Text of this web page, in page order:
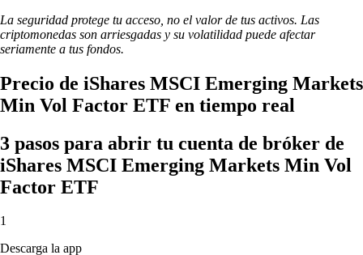
La seguridad protege tu acceso, no el valor de tus activos. Las
criptomonedas son arriesgadas y su volatilidad puede afectar
seriamente a tus fondos.
Precio de iShares MSCI Emerging Markets
Min Vol Factor ETF en tiempo real
3 pasos para abrir tu cuenta de bróker de
iShares MSCI Emerging Markets Min Vol
Factor ETF
1
Descarga la app